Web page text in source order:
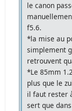
le canon
f5.6.
*la mise au
simplement
retrouvent
*Le 85mm
plus que le
il faut rester
sert que